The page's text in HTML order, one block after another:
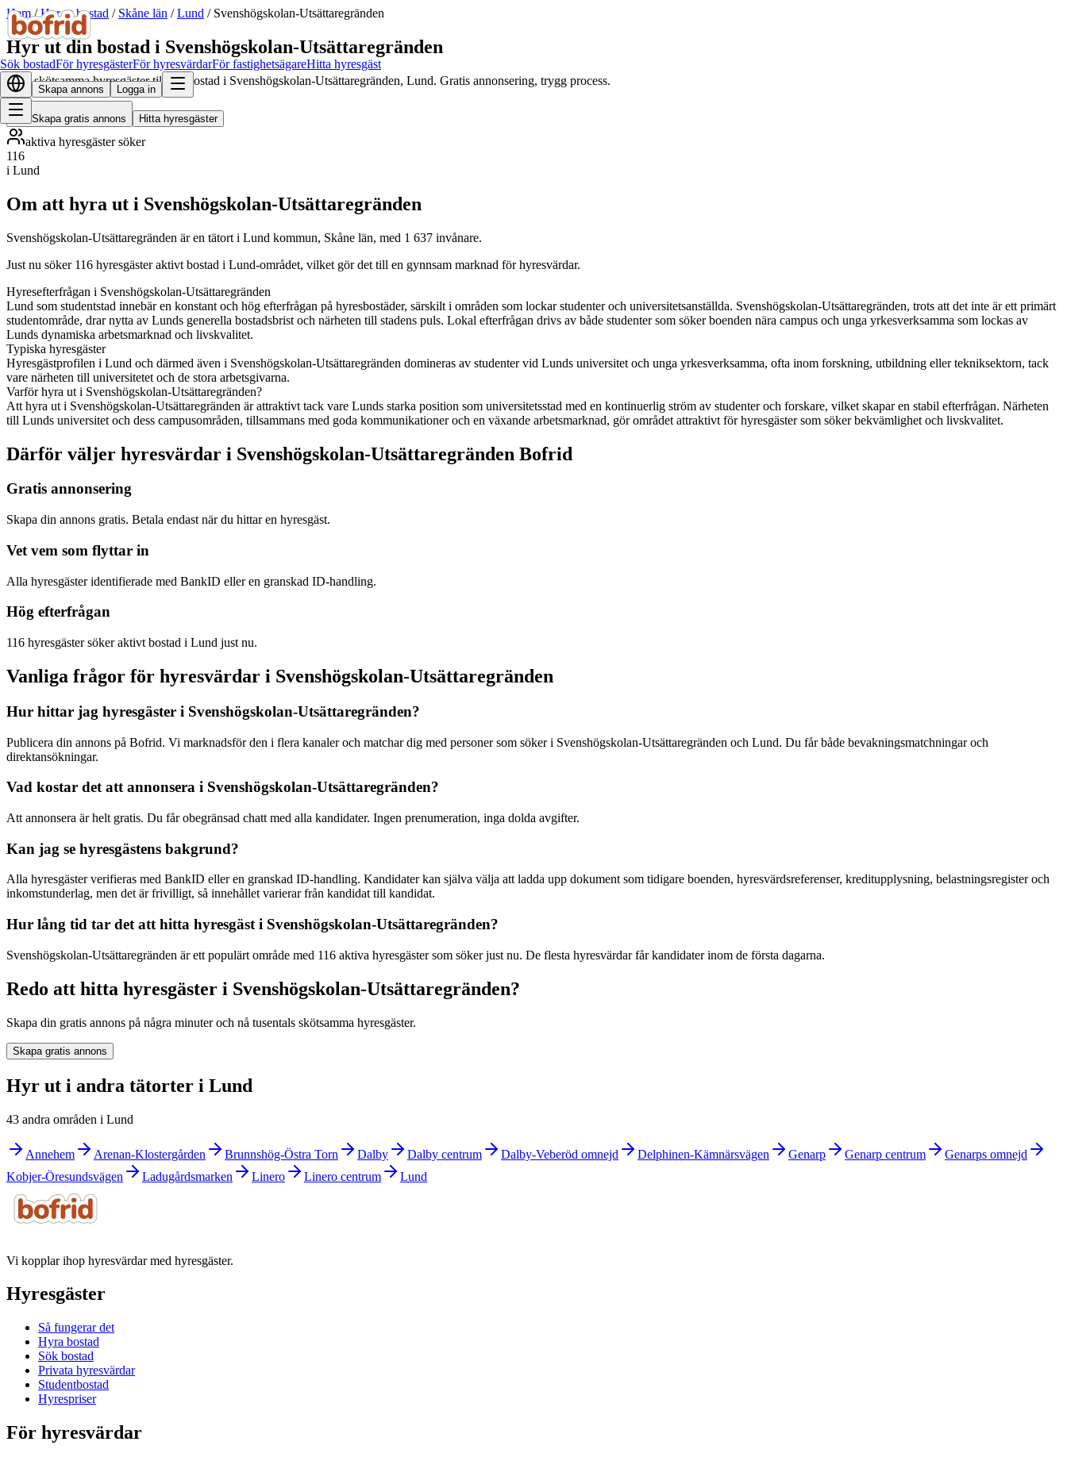
Sök bostadFör hyresgästerFör hyresvärdarFör fastighetsägareHitta hyresgäst
Skapa annons Logga in
Hem/Hyr ut bostad / Skåne län /Lund / Svenshögskolan-Utsättaregränden
Hyr ut din bostad i Svenshögskolan-Utsättaregränden
Hitta skötsamma hyresgäster till din bostad i Svenshögskolan-Utsättaregränden, Lund. Gratis annonsering, trygg process.
Skapa gratis annons Hitta hyresgäster
aktiva hyresgäster söker
116
i Lund
Om att hyra ut i Svenshögskolan-Utsättaregränden
Svenshögskolan-Utsättaregränden är en tätort i Lund kommun, Skåne län, med 1 637 invånare.
Just nu söker 116 hyresgäster aktivt bostad i Lund-området, vilket gör det till en gynnsam marknad för hyresvärdar.
Hyresefterfrågan i Svenshögskolan-Utsättaregränden
Lund som studentstad innebär en konstant och hög efterfrågan på hyresbostäder, särskilt i områden som lockar studenter och universitetsanställda. Svenshögskolan-Utsättaregränden, trots att det inte är ett primärt
studentområde, drar nytta av Lunds generella bostadsbrist och närheten till stadens puls. Lokal efterfrågan drivs av både studenter som söker boenden nära campus och unga yrkesverksamma som lockas av
Lunds dynamiska arbetsmarknad och livskvalitet.
Typiska hyresgäster
Hyresgästprofilen i Lund och därmed även i Svenshögskolan-Utsättaregränden domineras av studenter vid Lunds universitet och unga yrkesverksamma, ofta inom forskning, utbildning eller tekniksektorn, tack
vare närheten till universitetet och de stora arbetsgivarna.
Varför hyra ut i Svenshögskolan-Utsättaregränden?
Att hyra ut i Svenshögskolan-Utsättaregränden är attraktivt tack vare Lunds starka position som universitetsstad med en kontinuerlig ström av studenter och forskare, vilket skapar en stabil efterfrågan. Närheten
till Lunds universitet och dess campusområden, tillsammans med goda kommunikationer och en växande arbetsmarknad, gör området attraktivt för hyresgäster som söker bekvämlighet och livskvalitet.
Därför väljer hyresvärdar i Svenshögskolan-Utsättaregränden Bofrid
Gratis annonsering
Skapa din annons gratis. Betala endast när du hittar en hyresgäst.
Vet vem som flyttar in
Alla hyresgäster identifierade med BankID eller en granskad ID-handling.
Hög efterfrågan
116 hyresgäster söker aktivt bostad i Lund just nu.
Vanliga frågor för hyresvärdar i Svenshögskolan-Utsättaregränden
Hur hittar jag hyresgäster i Svenshögskolan-Utsättaregränden?
Publicera din annons på Bofrid. Vi marknadsför den i flera kanaler och matchar dig med personer som söker i Svenshögskolan-Utsättaregränden och Lund. Du får både bevakningsmatchningar och
direktansökningar.
Vad kostar det att annonsera i Svenshögskolan-Utsättaregränden?
Att annonsera är helt gratis. Du får obegränsad chatt med alla kandidater. Ingen prenumeration, inga dolda avgifter.
Kan jag se hyresgästens bakgrund?
Alla hyresgäster verifieras med BankID eller en granskad ID-handling. Kandidater kan själva välja att ladda upp dokument som tidigare boenden, hyresvärdsreferenser, kreditupplysning, belastningsregister och
inkomstunderlag, men det är frivilligt, så innehållet varierar från kandidat till kandidat.
Hur lång tid tar det att hitta hyresgäst i Svenshögskolan-Utsättaregränden?
Svenshögskolan-Utsättaregränden är ett populärt område med 116 aktiva hyresgäster som söker just nu. De flesta hyresvärdar får kandidater inom de första dagarna.
Redo att hitta hyresgäster i Svenshögskolan-Utsättaregränden?
Skapa din gratis annons på några minuter och nå tusentals skötsamma hyresgäster.
Skapa gratis annons
Hyr ut i andra tätorter i Lund
43 andra områden i Lund
Annehem Arenan-Klostergården Brunnshög-Östra Torn Dalby Dalby centrum Dalby-Veberöd omnejd Delphinen-Kämnärsvägen Genarp Genarp centrum
Genarps omnejd
Kobjer-Öresundsvägen
Ladugårdsmarken Linero Linero centrum Lund
Vi kopplar ihop hyresvärdar med hyresgäster.
Hyresgäster
Så fungerar det
Hyra bostad
Sök bostad
Privata hyresvärdar
Studentbostad
Hyrespriser
För hyresvärdar